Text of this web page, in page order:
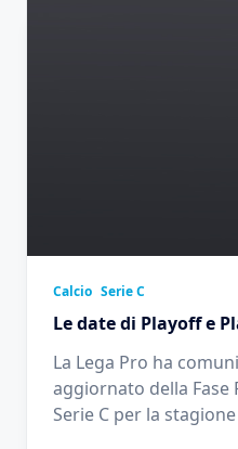
Calcio Serie C
Le date di Playoff e
La Lega Pro ha
aggiornato della Fase
Serie C per la stagione